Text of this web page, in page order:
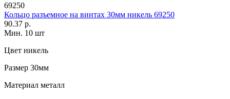
69250
Кольцо разъемное на винтах 30мм никель 69250
90.37 р.
Мин. 10 шт
Цвет никель
Размер 30мм
Материал металл